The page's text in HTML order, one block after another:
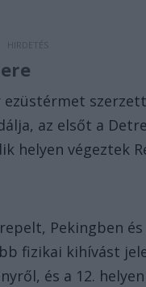
az elsőt a
helyen végeztek
Pekingben
fizikai kihívást
és a 12.